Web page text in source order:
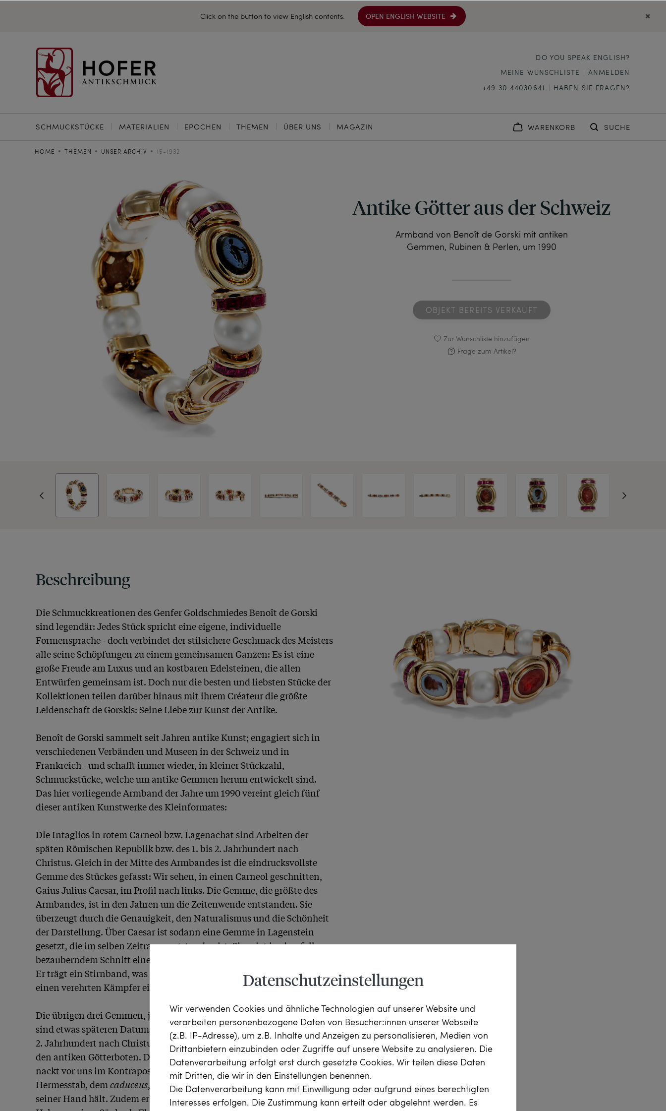
Click on the button to view English contents. OPEN ENGLISH WEBSITE
DO YOU SPEAK ENGLISH?
MEINE WUNSCHLISTE
ANMELDEN
+49 30 44030641
HABEN SIE FRAGEN?
SCHMUCKSTÜCKE MATERIALIEN EPOCHEN THEMEN ÜBER UNS MAGAZIN WARENKORB SUCHE
HOME THEMEN UNSER ARCHIV 15-1932
Antike Götter aus der Schweiz
Armband von Benoît de Gorski mit antiken
Gemmen, Rubinen & Perlen, um 1990
OBJEKT BEREITS VERKAUFT
Zur Wunschliste hinzufügen
Frage zum Artikel?
Beschreibung
Die Schmuckkreationen des Genfer Goldschmiedes Benoît de Gorski
sind legendär: Jedes Stück spricht eine eigene, individuelle
Formensprache - doch verbindet der stilsichere Geschmack des Meisters
alle seine Schöpfungen zu einem gemeinsamen Ganzen: Es ist eine
große Freude am Luxus und an kostbaren Edelsteinen, die allen
Entwürfen gemeinsam ist. Doch nur die besten und liebsten Stücke der
Kollektionen teilen darüber hinaus mit ihrem Créateur die größte
Leidenschaft de Gorskis: Seine Liebe zur Kunst der Antike.
Benoît de Gorski sammelt seit Jahren antike Kunst; engagiert sich in
verschiedenen Verbänden und Museen in der Schweiz und in
Frankreich - und schafft immer wieder, in kleiner Stückzahl,
Schmuckstücke, welche um antike Gemmen herum entwickelt sind.
Das hier vorliegende Armband der Jahre um 1990 vereint gleich fünf
dieser antiken Kunstwerke des Kleinformates:
Die Intaglios in rotem Carneol bzw. Lagenachat sind Arbeiten der
späten Römischen Republik bzw. des 1. bis 2. Jahrhundert nach
Christus. Gleich in der Mitte des Armbandes ist die eindrucksvollste
Gemme des Stückes gefasst: Wir sehen, in einen Carneol geschnitten,
Gaius Julius Caesar, im Profil nach links. Die Gemme, die größte des
Armbandes, ist in den Jahren um die Zeitenwende entstanden. Sie
überzeugt durch die Genauigkeit, den Naturalismus und die Schönheit
der Darstellung. Über Caesar ist sodann eine Gemme in Lagenstein
gesetzt, die im selben Zeitraum entstanden ist. Sie zeigt in ebenfalls
bezauberndem Schnitt einen Jüngling im Portrait mit Blick nach links.
Er trägt ein Stirnband, was es nahelegt, dass es sich um einen Heroen,
einen verehrten Kämpfer einer Schlacht handelt.
Die übrigen drei Gemmen, je zwei in Carneol und eine erneut in Achat,
sind etwas späteren Datums; wir datieren die Steinschnitte in das 1. bis
2. Jahrhundert nach Christus. Hier sehen wir gleich zweimal Hermes,
den antiken Götterboten. Der Gott der Händler und Reisenden steht
nackt vor uns im Kontrapost. Wir erkennen ihn leicht an seinem
Hermesstab, dem caduceus, sowie der Geldbörse, welche er ebenso in
seiner Hand hält. Zudem erblicken wir einen gerüsteten Krieger, mit
Datenschutzeinstellungen
Wir verwenden Cookies und ähnliche Technologien auf unserer Website und
verarbeiten personenbezogene Daten von Besucher:innen unserer Webseite
(z.B. IP-Adresse), um z.B. Inhalte und Anzeigen zu personalisieren, Medien von
Drittanbietern einzubinden oder Zugriffe auf unsere Website zu analysieren. Die
Datenverarbeitung erfolgt erst durch gesetzte Cookies. Wir teilen diese Daten
mit Dritten, die wir in den Einstellungen benennen.
Die Datenverarbeitung kann mit Einwilligung oder aufgrund eines berechtigten
Interesses erfolgen. Die Zustimmung kann erteilt oder abgelehnt werden. Es